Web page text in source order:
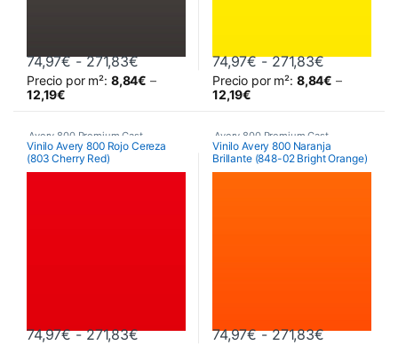
74,97€ - 271,83€Rango de precios: desde 74,97€ hasta
Precio por m²: 8,84€ –
12,19€
Este producto tiene múltiples variantes. Las opciones se
74,97€ - 271,83€Rango de
Precio por m²: 8,84€ –
12,19€
Este producto tiene múltiples
Avery 800 Premium Cast
Vinilo Avery 800 Rojo Cereza
(803 Cherry Red)
74,97€ - 271,83€Rango de precios: desde 74,97€ hasta
Avery 800 Premium Cast
Vinilo Avery 800 Naranja
Brillante (848-02 Bright Orange)
74,97€ - 271,83€Rango de